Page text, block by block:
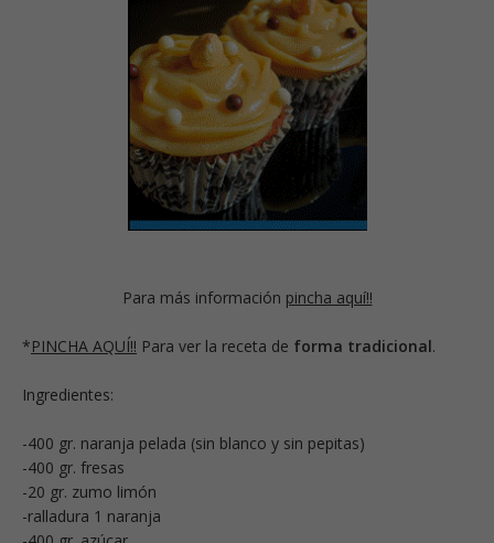
Para más información pincha aquí!!
*PINCHA AQUÍ!! Para ver la receta de forma tradicional.
Ingredientes:
-400 gr. naranja pelada (sin blanco y sin pepitas)
-400 gr. fresas
-20 gr. zumo limón
-ralladura 1 naranja